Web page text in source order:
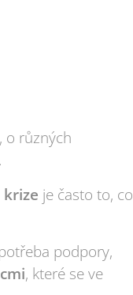
o různých
je často to, co
podpory,
, které se ve